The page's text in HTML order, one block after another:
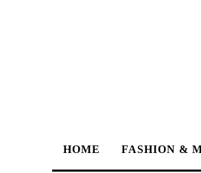
HOME FASHION &